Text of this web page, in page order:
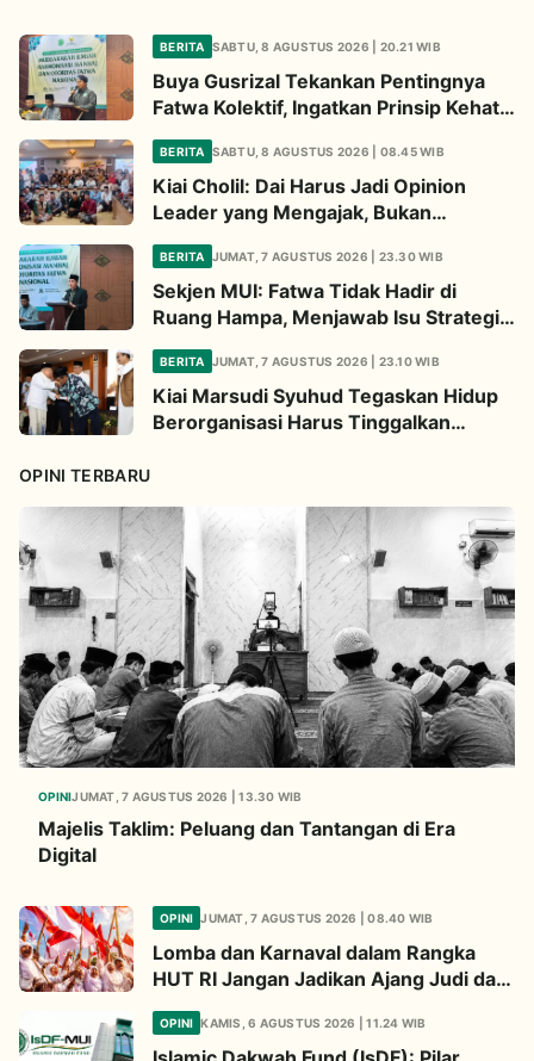
BERITA SABTU, 8 AGUSTUS 2026 | 20.21 WIB
Buya Gusrizal Tekankan Pentingnya
Fatwa Kolektif, Ingatkan Prinsip Kehati-
hatian
BERITA SABTU, 8 AGUSTUS 2026 | 08.45 WIB
Kiai Cholil: Dai Harus Jadi Opinion
Leader yang Mengajak, Bukan
Menghakimi
BERITA JUMAT, 7 AGUSTUS 2026 | 23.30 WIB
Sekjen MUI: Fatwa Tidak Hadir di
Ruang Hampa, Menjawab Isu Strategis
Bangsa
BERITA JUMAT, 7 AGUSTUS 2026 | 23.10 WIB
Kiai Marsudi Syuhud Tegaskan Hidup
Berorganisasi Harus Tinggalkan
OPINI TERBARU
OPINIJUMAT, 7 AGUSTUS 2026 | 13.30 WIB
Majelis Taklim: Peluang dan Tantangan di Era
Digital
OPINI JUMAT, 7 AGUSTUS 2026 | 08.40 WIB
Lomba dan Karnaval dalam Rangka
HUT RI Jangan Jadikan Ajang Judi dan
OPINI KAMIS, 6 AGUSTUS 2026 | 11.24 WIB